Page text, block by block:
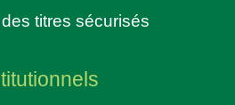
titres sécurisés